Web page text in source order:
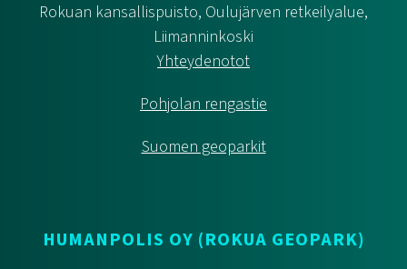
Rokuan kansallispuisto, Oulujärven retkeilyalue,
Liimanninkoski
Yhteydenotot
Pohjolan rengastie
Suomen geoparkit
HUMANPOLIS OY (ROKUA GEOPARK)